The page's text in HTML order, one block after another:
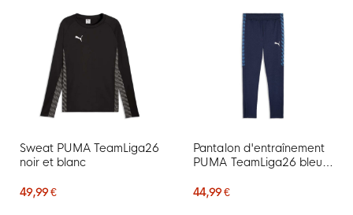
Sweat PUMA TeamLiga26
noir et blanc
49,99 €
Pantalon d'entraînement
PUMA TeamLiga26 bleu
44,99 €